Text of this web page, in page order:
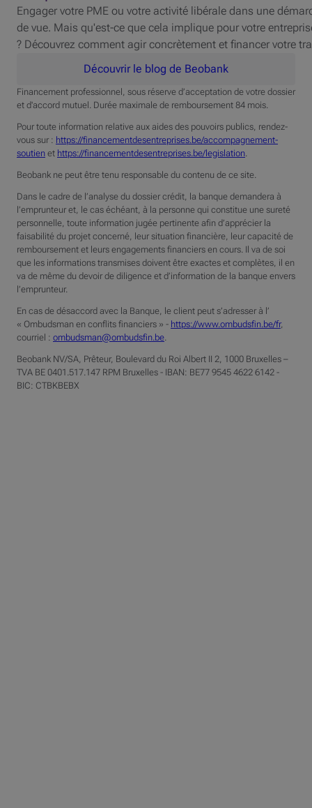
Engager votre PME ou votre activité libérale dans une
de vue. Mais qu'est-ce que cela implique pour votre
? Découvrez comment agir concrètement et financer votre
Découvrir le blog de Beobank
Financement professionnel, sous réserve d’acceptation de votre dossier
et d'accord mutuel. Durée maximale de remboursement 84 mois.
Pour toute information relative aux aides des pouvoirs publics, rendez-
vous sur : https://financementdesentreprises.be/accompagnement-
soutien et https://financementdesentreprises.be/legislation.
Beobank ne peut être tenu responsable du contenu de ce site.
Dans le cadre de l’analyse du dossier crédit, la banque demandera à
l’emprunteur et, le cas échéant, à la personne qui constitue une sureté
personnelle, toute information jugée pertinente afin d’apprécier la
faisabilité du projet concerné, leur situation financière, leur capacité de
remboursement et leurs engagements financiers en cours. Il va de soi
que les informations transmises doivent être exactes et complètes, il en
va de même du devoir de diligence et d’information de la banque envers
l’emprunteur.
En cas de désaccord avec la Banque, le client peut s’adresser à l’
« Ombudsman en conflits financiers » - https://www.ombudsfin.be/fr,
courriel : ombudsman@ombudsfin.be.
Beobank NV/SA, Prêteur, Boulevard du Roi Albert II 2, 1000 Bruxelles –
TVA BE 0401.517.147 RPM Bruxelles - IBAN: BE77 9545 4622 6142 -
BIC: CTBKBEBX